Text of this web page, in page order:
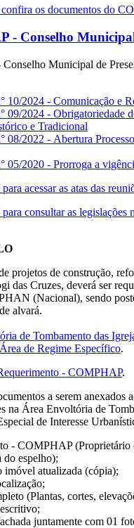
os documentos do
- Conselho
Municipal de
10/2024 - Comunicação e
09/2024 - Obrigatoriedade
e Tradicional
08/2022 - Abertura
05/2020 - Prorroga a
acessar as atas das
consultar as legislações
projetos de construção,
das Cruzes, deverá ser
(Nacional), sendo
alvará.
de Tombamento das
de Regime Específico.
- COMPHAP.
a serem anexados
na Área Envoltória de
de Interesse
- COMPHAP (Proprietário
espelho);
imóvel atualizada (cópia);
(Plantas, cortes,
juntamente com 01